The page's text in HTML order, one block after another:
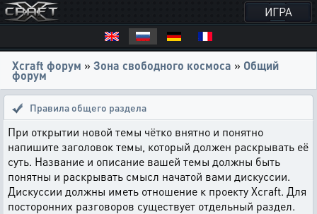
ИГРА
Xcraft форум » Зона свободного космоса » Общий
форум
Правила общего раздела
При открытии новой темы чётко внятно и понятно
напишите заголовок темы, который должен раскрывать её
суть. Название и описание вашей темы должны быть
понятны и раскрывать смысл начатой вами дискуссии.
Дискуссии должны иметь отношение к проекту Xcraft. Для
посторонних разговоров существует отдельный раздел.